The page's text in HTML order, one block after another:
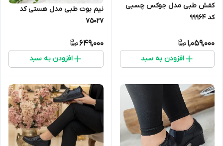
کفش طبی مدل جوکس چسبی
کد 99964
1,059,000
افزودن به سبد
نیم بوت طبی مدل هستی کد
75027
649,000
افزودن به سبد